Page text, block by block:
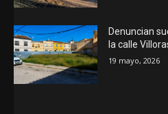
Denuncian
la calle
19 mayo, 2026